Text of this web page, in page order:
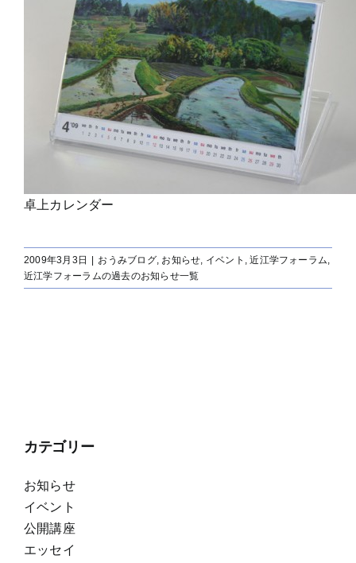
卓上カレンダー
2009年3月3日 おうみブログ, お知らせ, イベント ,近江学フォーラム,
近江学フォーラムの過去のお知らせ一覧
カテゴリー
お知らせ
イベント
公開講座
エッセイ